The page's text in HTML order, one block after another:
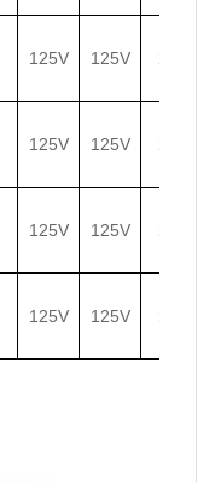
125V 125V
125V 125V
125V 125V
125V 125V